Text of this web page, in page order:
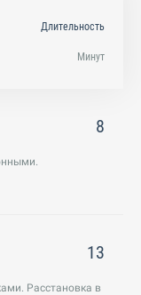
Длительность
Минут
8
13
Расстановка в